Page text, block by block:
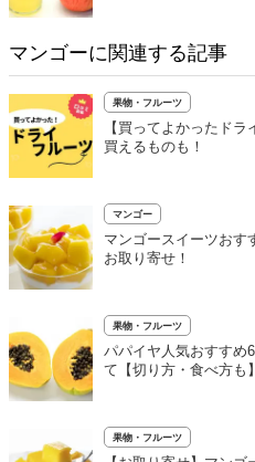
マンゴーに関連する記事
果物・フルーツ
【買ってよかったド
買えるものも！
マンゴー
マンゴースイーツおす
お取り寄せ！
果物・フルーツ
パパイヤ人気おすすめ
て【切り方・食べ方も】
果物・フルーツ